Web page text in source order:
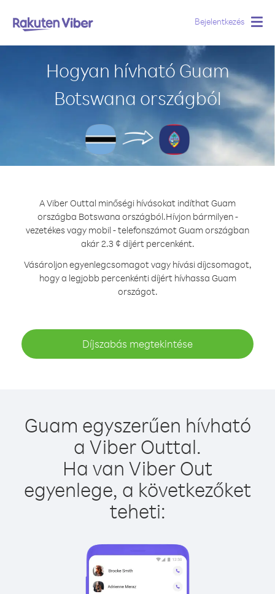
Bejelentkezés
Hogyan hívható Guam
Botswana országból
A Viber Outtal minőségi hívásokat indíthat Guam
országba Botswana országból.Hívjon bármilyen -
vezetékes vagy mobil - telefonszámot Guam országban
akár 2.3 ¢ díjért percenként.
Vásároljon egyenlegcsomagot vagy hívási díjcsomagot,
hogy a legjobb percenkénti díjért hívhassa Guam
országot.
Díjszabás megtekintése
Guam egyszerűen hívható
a Viber Outtal.
Ha van Viber Out
egyenlege, a következőket
teheti: